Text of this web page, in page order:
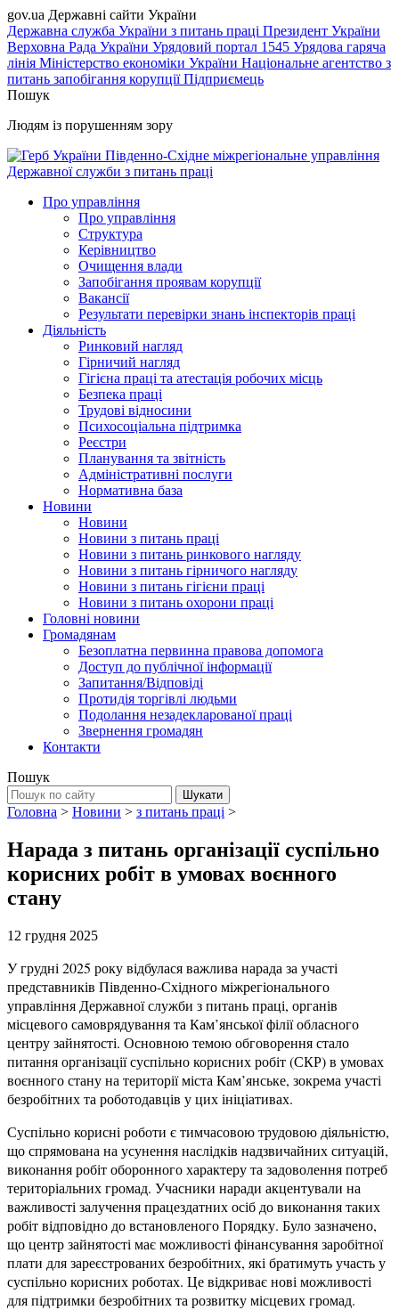
gov.ua Державні сайти України
Державна служба України з питань праці Президент України
Верховна Рада України Урядовий портал 1545 Урядова гаряча
лінія Міністерство економіки України Національне агентство з
питань запобігання корупціїПідприємець
Пошук
Людям із порушенням зору
Південно-Східне міжрегіональне управління
Державної служби з питань праці
Про управління
Про управління
Структура
Керівництво
Очищення влади
Запобігання проявам корупції
Вакансії
Результати перевірки знань інспекторів праці
Діяльність
Ринковий нагляд
Гірничий нагляд
Гігієна праці та атестація робочих місць
Безпека праці
Трудові відносини
Психосоціальна підтримка
Реєстри
Планування та звітність
Адміністративні послуги
Нормативна база
Новини
Новини
Новини з питань праці
Новини з питань ринкового нагляду
Новини з питань гірничого нагляду
Новини з питань гігієни праці
Новини з питань охорони праці
Головні новини
Громадянам
Безоплатна первинна правова допомога
Доступ до публічної інформації
Запитання/Відповіді
Протидія торгівлі людьми
Подолання незадекларованої праці
Звернення громадян
Контакти
Пошук
Головна > Новини > з питань праці >
Нарада з питань організації суспільно
корисних робіт в умовах воєнного
стану
12 грудня 2025
У грудні 2025 року відбулася важлива нарада за участі
представників Південно-Східного міжрегіонального
управління Державної служби з питань праці, органів
місцевого самоврядування та Кам’янської філії обласного
центру зайнятості. Основною темою обговорення стало
питання організації суспільно корисних робіт (СКР) в умовах
воєнного стану на території міста Кам’янське, зокрема участі
безробітних та роботодавців у цих ініціативах.
Суспільно корисні роботи є тимчасовою трудовою діяльністю,
що спрямована на усунення наслідків надзвичайних ситуацій,
виконання робіт оборонного характеру та задоволення потреб
територіальних громад. Учасники наради акцентували на
важливості залучення працездатних осіб до виконання таких
робіт відповідно до встановленого Порядку. Було зазначено,
що центр зайнятості має можливості фінансування заробітної
плати для зареєстрованих безробітних, які братимуть участь у
суспільно корисних роботах. Це відкриває нові можливості
для підтримки безробітних та розвитку місцевих громад.